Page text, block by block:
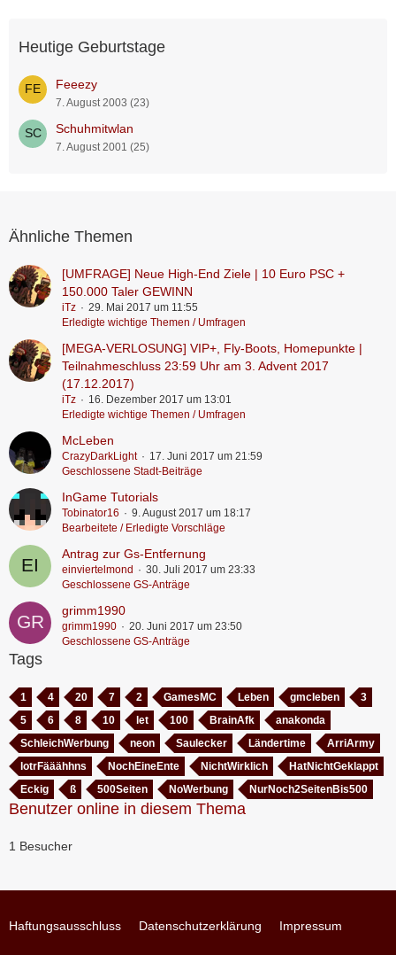
Heutige Geburtstage
Feeezy
7. August 2003 (23)
Schuhmitwlan
7. August 2001 (25)
Ähnliche Themen
[UMFRAGE] Neue High-End Ziele | 10 Euro PSC +
150.000 Taler GEWINN
iTz
29. Mai 2017 um 11:55
Erledigte wichtige Themen / Umfragen
[MEGA-VERLOSUNG] VIP+, Fly-Boots, Homepunkte |
Teilnahmeschluss 23:59 Uhr am 3. Advent 2017
(17.12.2017)
iTz
16. Dezember 2017 um 13:01
Erledigte wichtige Themen / Umfragen
McLeben
CrazyDarkLight
17. Juni 2017 um 21:59
Geschlossene Stadt-Beiträge
InGame Tutorials
Tobinator16
9. August 2017 um 18:17
Bearbeitete / Erledigte Vorschläge
Antrag zur Gs-Entfernung
einviertelmond
30. Juli 2017 um 23:33
Geschlossene GS-Anträge
grimm1990
grimm1990
20. Juni 2017 um 23:50
Geschlossene GS-Anträge
Tags
1 4 20 7 2 GamesMC Leben gmcleben
3
5
6 8 10 let 100 BrainAfk
anakonda
SchleichWerbung
neon Saulecker Ländertime
ArriArmy
lotrFääähhns
NochEineEnte NichtWirklich
HatNichtGeklappt
Eckig
ß 500Seiten NoWerbung NurNoch2SeitenBis500
Benutzer online in diesem Thema
1 Besucher
Haftungsausschluss Datenschutzerklärung Impressum